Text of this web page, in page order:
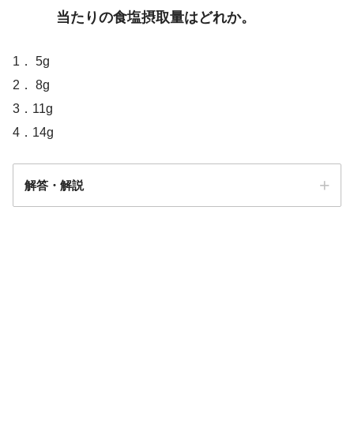
当たりの食塩摂取量はどれか。
1． 5g
2． 8g
3．11g
4．14g
解答・解説